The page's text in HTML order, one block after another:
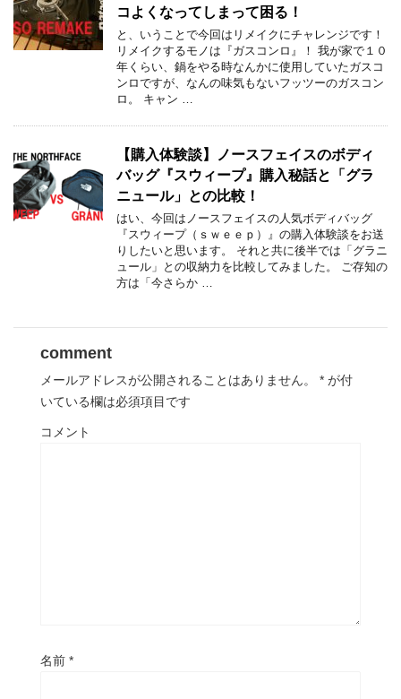
コよくなってしまって困る！
と、いうことで今回はリメイクにチャレンジです！
リメイクするモノは『ガスコンロ』！ 我が家で１０
年くらい、鍋をやる時なんかに使用していたガスコ
ンロですが、なんの味気もないフッツーのガスコン
ロ。 キャン …
【購入体験談】ノースフェイスのボディ
バッグ『スウィープ』購入秘話と「グラ
ニュール」との比較！
はい、今回はノースフェイスの人気ボディバッグ
『スウィープ（ｓｗｅｅｐ）』の購入体験談をお送
りしたいと思います。 それと共に後半では「グラニ
ュール」との収納力を比較してみました。 ご存知の
方は「今さらか …
comment
メールアドレスが公開されることはありません。 * が付
いている欄は必須項目です
コメント
名前 *